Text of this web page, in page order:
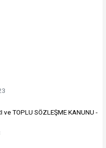
ve TOPLU SÖZLEŞME KANUNU -